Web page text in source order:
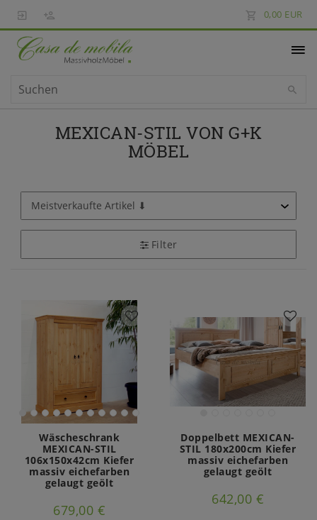
0,00 EUR
MEXICAN-STIL VON G+K
MÖBEL
Filter
Wäscheschrank
MEXICAN-STIL
106x150x42cm Kiefer
massiv eichefarben
gelaugt geölt
679,00 €
Doppelbett MEXICAN-
STIL 180x200cm Kiefer
massiv eichefarben
gelaugt geölt
642,00 €